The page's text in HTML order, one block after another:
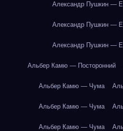
Александр Пушкин —
Александр Пушкин —
Александр Пушкин —
Альбер Камю — Посторонний
Альбер Камю — Чума
Альбер Камю — Чума
Альбер Камю — Чума